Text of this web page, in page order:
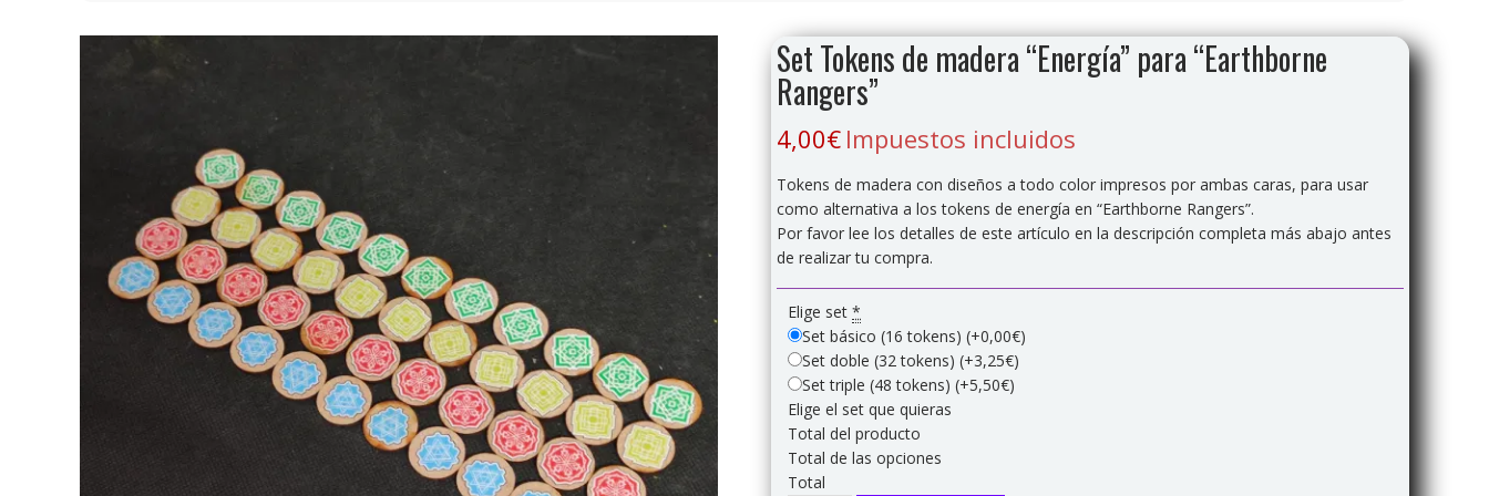
Set Tokens de madera “Energía” para “Earthborne
Rangers”
4,00€ Impuestos incluidos
Tokens de madera con diseños a todo color impresos por ambas caras, para usar
como alternativa a los tokens de energía en “Earthborne Rangers”.
Por favor lee los detalles de este artículo en la descripción completa más abajo antes
de realizar tu compra.
Elige set *
Set básico (16 tokens) (+0,00€)
Set doble (32 tokens) (+3,25€)
Set triple (48 tokens) (+5,50€)
Elige el set que quieras
Total del producto
Total de las opciones
Total